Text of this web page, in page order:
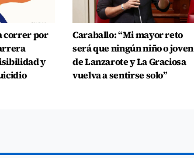
correr por
y
Caraballo: “Mi mayor reto
será que ningún niño o joven
de Lanzarote y La Graciosa
vuelva a sentirse solo”